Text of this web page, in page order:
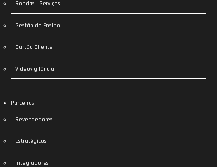
Rondas | Serviços
Gestão de Ensino
Cartão Cliente
Videovigilância
Parceiros
Revendedores
Estratégicos
Integradores